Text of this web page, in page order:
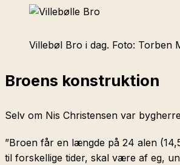
Villebøl Bro i dag. Foto: Torben
Broens konstruktion
Selv om Nis Christensen var
”Broen får en længde på 24 alen
til forskellige tider, skal være af eg,